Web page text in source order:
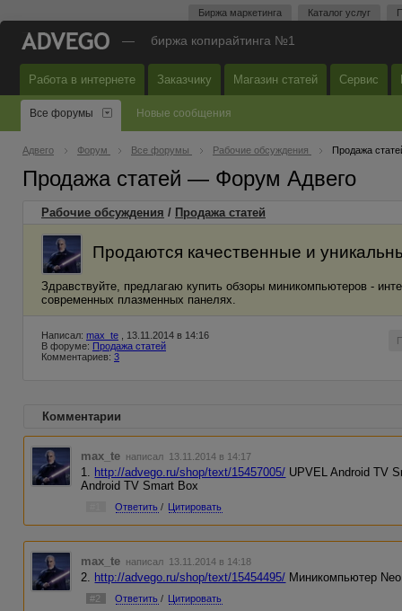
Биржа маркетинга Каталог услуг
— биржа копирайтинга №1
Работа в интернете Заказчику Магазин статей Сервис
Все форумы Новые сообщения
Адвего Форум Все форумы Рабочие обсуждения Продажа
Продажа статей — Форум Адвего
Рабочие обсуждения / Продажа статей
Продаются качественные и
Здравствуйте, предлагаю купить обзоры миникомпьютеров -
современных плазменных панелях.
Написал: max_te , 13.11.2014 в 14:16
В форуме: Продажа статей
Комментариев: 3
Комментарии
max_te написал 13.11.2014 в 14:17
1. http://advego.ru/shop/text/15457005/ UPVEL Android TV
Android TV Smart Box
Ответить / Цитировать
max_te написал 13.11.2014 в 14:18
2. http://advego.ru/shop/text/15454495/ Миникомпьютер
#2 Ответить / Цитировать